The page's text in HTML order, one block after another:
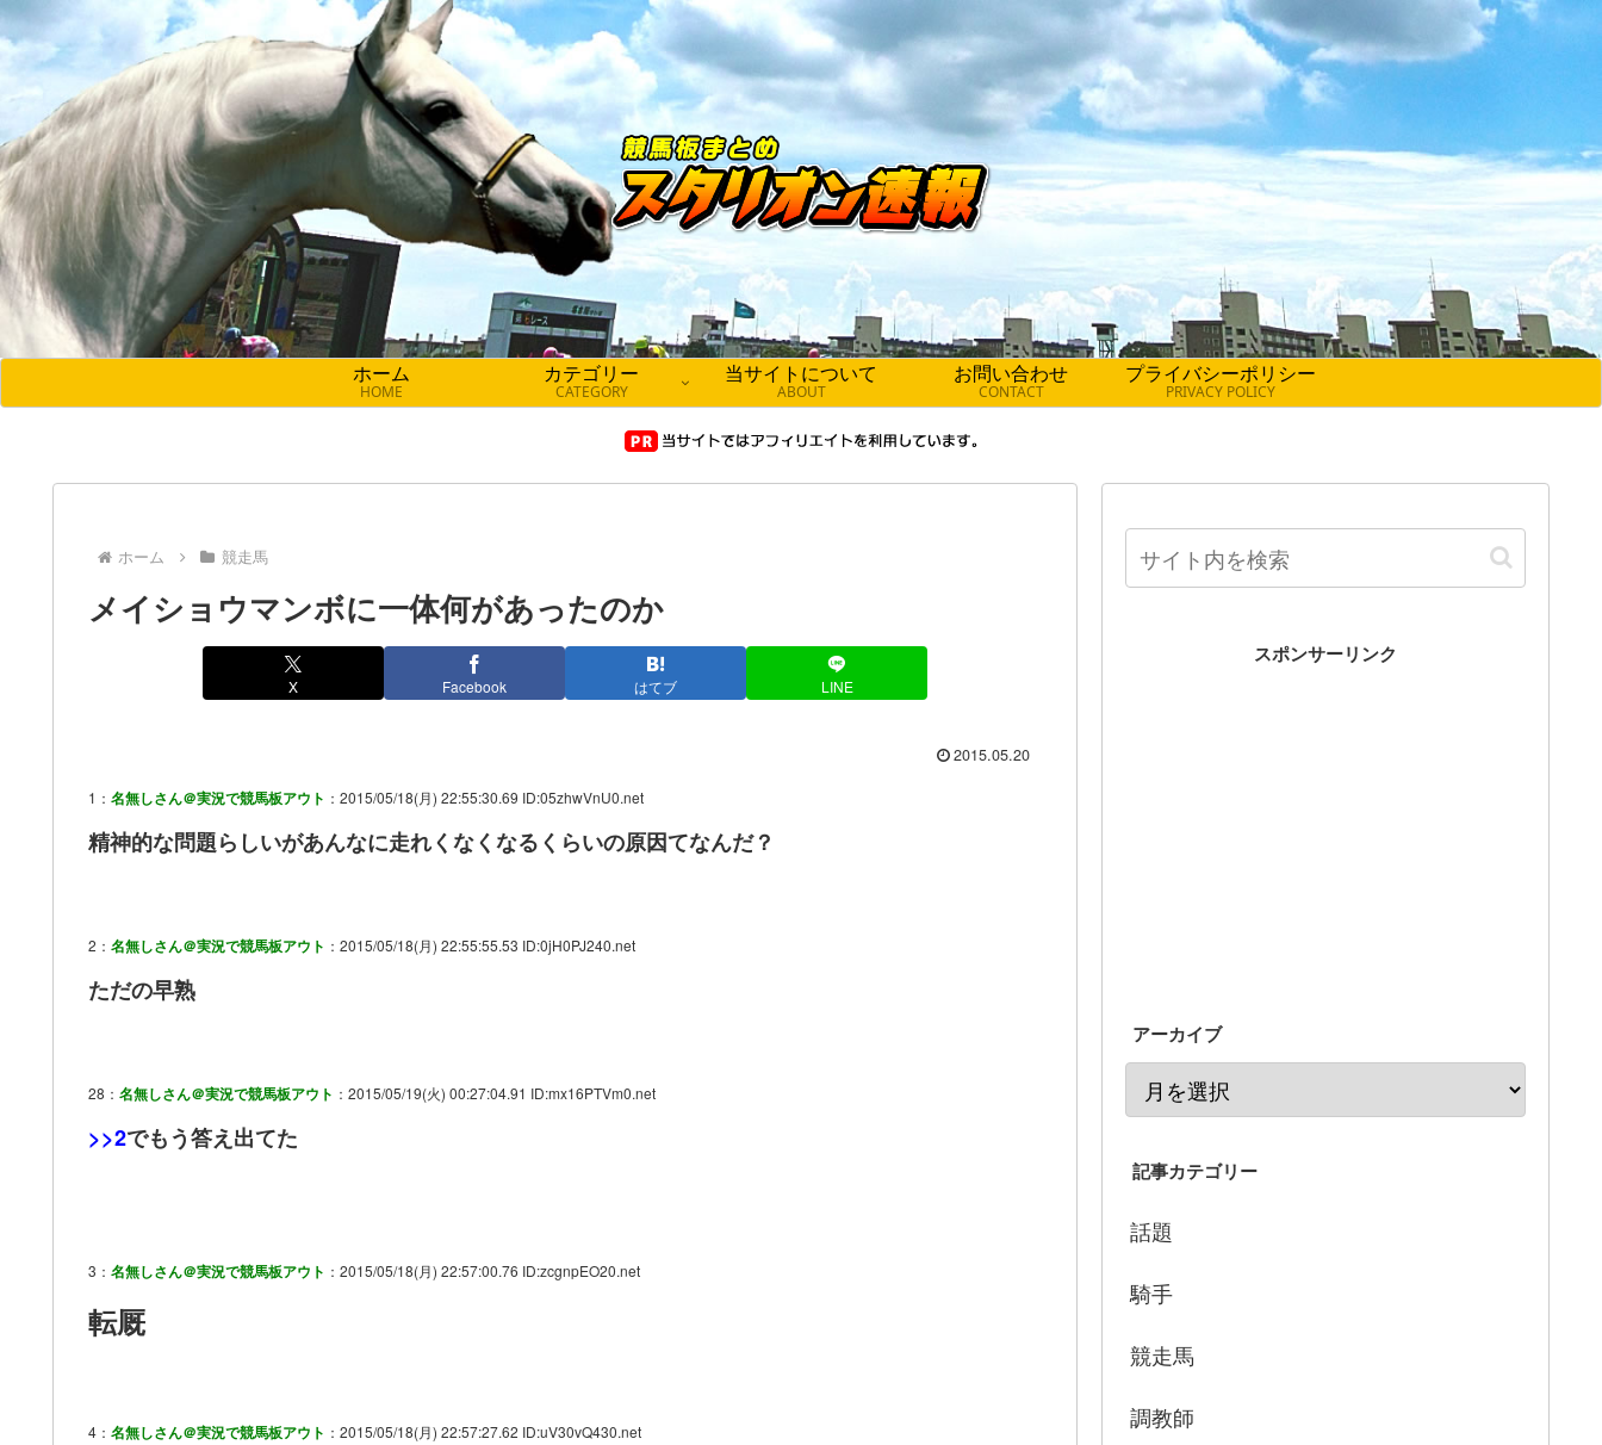
ホーム
HOME
カテゴリー
CATEGORY
当サイトについて
ABOUT
お問い合わせ
CONTACT
プライバシーポリシー
PRIVACY POLICY
ホーム 競走馬
メイショウマンボに一体何があったのか
X Facebook はてブ LINE
2015.05.20
1： 名無しさん＠実況で競馬板アウト ：2015/05/18(月) 22:55:30.69 ID:05zhwVnU0.net
精神的な問題らしいがあんなに走れくなくなるくらいの原因てなんだ？
2： 名無しさん＠実況で競馬板アウト ：2015/05/18(月) 22:55:55.53 ID:0jH0PJ240.net
ただの早熟
28： 名無しさん＠実況で競馬板アウト ：2015/05/19(火) 00:27:04.91 ID:mx16PTVm0.net
>>2でもう答え出てた
3： 名無しさん＠実況で競馬板アウト ：2015/05/18(月) 22:57:00.76 ID:zcgnpEO20.net
転厩
4： 名無しさん＠実況で競馬板アウト ：2015/05/18(月) 22:57:27.62 ID:uV30vQ430.net
スポンサーリンク
アーカイブ
記事カテゴリー
話題
騎手
競走馬
調教師